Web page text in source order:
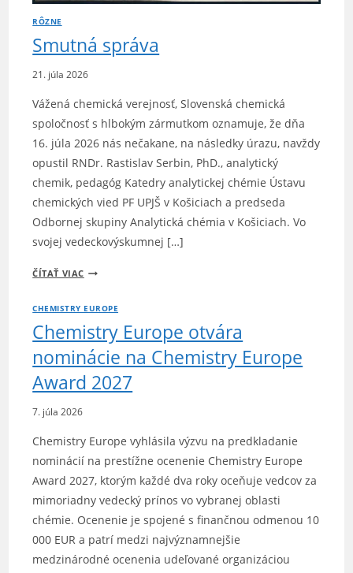
RÔZNE
Smutná správa
21. júla 2026
Vážená chemická verejnosť, Slovenská chemická
spoločnosť s hlbokým zármutkom oznamuje, že dňa
16. júla 2026 nás nečakane, na následky úrazu, navždy
opustil RNDr. Rastislav Serbin, PhD., analytický
chemik, pedagóg Katedry analytickej chémie Ústavu
chemických vied PF UPJŠ v Košiciach a predseda
Odbornej skupiny Analytická chémia v Košiciach. Vo
svojej vedeckovýskumnej […]
ČÍTAŤ VIACSMUTNÁ
CHEMISTRY EUROPE
Chemistry Europe otvára
nominácie na Chemistry Europe
Award 2027
7. júla 2026
Chemistry Europe vyhlásila výzvu na predkladanie
nominácií na prestížne ocenenie Chemistry Europe
Award 2027, ktorým každé dva roky oceňuje vedcov za
mimoriadny vedecký prínos vo vybranej oblasti
chémie. Ocenenie je spojené s finančnou odmenou 10
000 EUR a patrí medzi najvýznamnejšie
medzinárodné ocenenia udeľované organizáciou